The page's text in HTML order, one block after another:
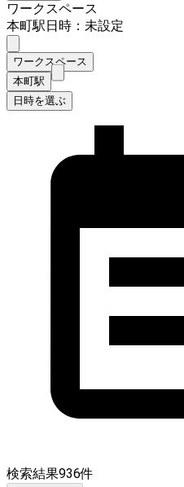
ワークスペース
本町駅日時：未設定
ワークスペース
本町駅
日時を選ぶ
検索結果936件